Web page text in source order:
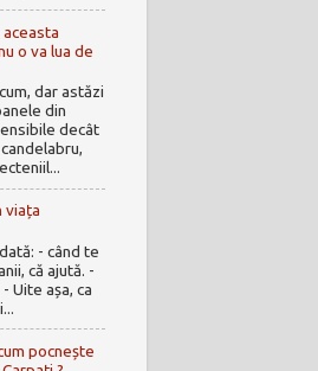
aceasta
o va lua de
dar astăzi
din
decât
viața
- când te
că ajută. -
Uite așa, ca
pocnește